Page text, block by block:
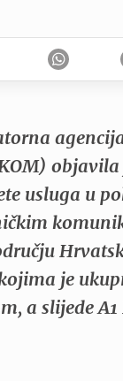
objavila
usluga u
je
a slijede